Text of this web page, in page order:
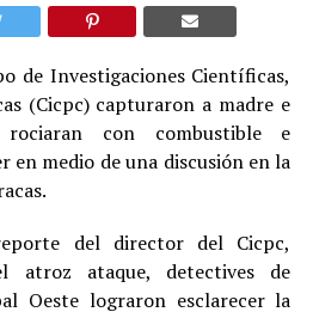
de Investigaciones Científicas,
(Cicpc) capturaron a madre e
con combustible e
en medio de una discusión en la
del director del Cicpc,
atroz ataque, detectives de
Oeste lograron esclarecer la